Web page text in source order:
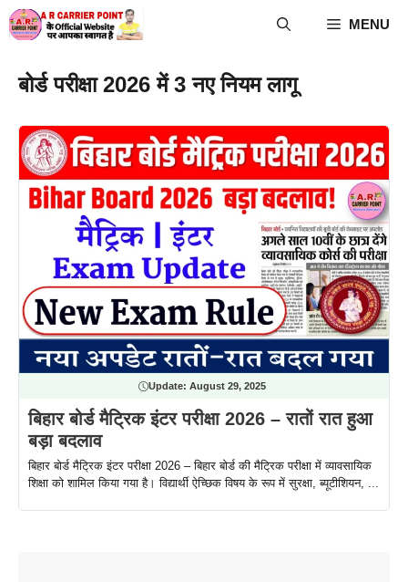
Skip
to
MENU
बोर्ड परीक्षा 2026 में 3 नए नियम लागू
Update: August 29, 2025
बिहार बोर्ड मैट्रिक इंटर परीक्षा 2026 – रातों रात हुआ
बड़ा बदलाव
बिहार बोर्ड मैट्रिक इंटर परीक्षा 2026 – बिहार बोर्ड की मैट्रिक परीक्षा में व्यावसायिक
शिक्षा को शामिल किया गया है। विद्यार्थी ऐच्छिक विषय के रूप में सुरक्षा, ब्यूटीशियन, ...